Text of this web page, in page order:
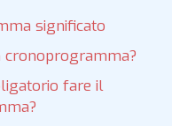
significato
cronoprogramma?
fare il